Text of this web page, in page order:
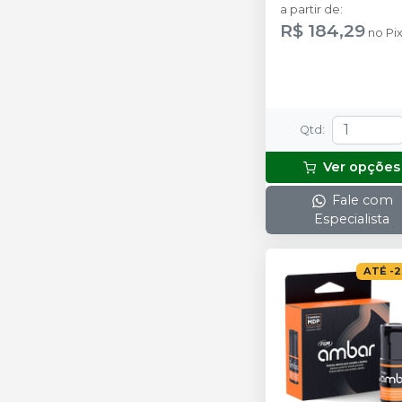
a partir de:
R$ 184,29 no Pix
Qtd :
Ver opções
Fale com
Especialista
ATÉ -